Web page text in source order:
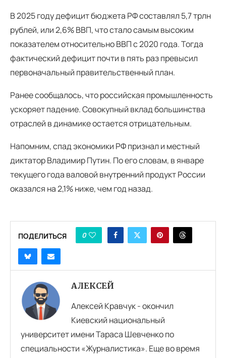
В 2025 году дефицит бюджета РФ составлял 5,7 трлн
рублей, или 2,6% ВВП, что стало самым высоким
показателем относительно ВВП с 2020 года. Тогда
фактический дефицит почти в пять раз превысил
первоначальный правительственный план.
Ранее сообщалось, что российская промышленность
ускоряет падение. Совокупный вклад большинства
отраслей в динамике остается отрицательным.
Напомним, спад экономики РФ признал и местный
диктатор Владимир Путин. По его словам, в январе
текущего года валовой внутренний продукт России
оказался на 2,1% ниже, чем год назад.
ПОДЕЛИТЬСЯ 0
АЛЕКСЕЙ
Алексей Кравчук - окончил
Киевский национальный
университет имени Тараса Шевченко по
специальности «Журналистика». Еще во время